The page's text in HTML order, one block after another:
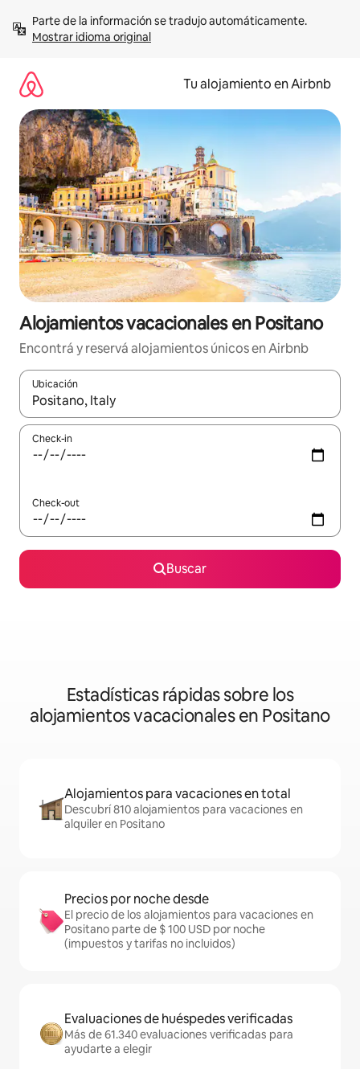
contenidoMostrar idioma original
Tu alojamiento en Airbnb
Alojamientos vacacionales en Positano
Encontrá y reservá alojamientos únicos en Airbnb
Ubicación
Cuando los resultados estén disponibles, navegá con las
Check-in
Check-out
Buscar
Estadísticas rápidas sobre los
alojamientos vacacionales en Positano
Alojamientos para vacaciones en total
Descubrí 810 alojamientos para vacaciones en
alquiler en Positano
Precios por noche desde
El precio de los alojamientos para vacaciones en
Positano parte de $ 100 USD por noche
(impuestos y tarifas no incluidos)
Evaluaciones de huéspedes verificadas
Más de 61.340 evaluaciones verificadas para
ayudarte a elegir